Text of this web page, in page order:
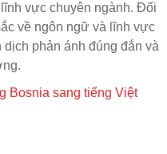
vực chuyên ngành. Đối
về ngôn ngữ và lĩnh vực
phản ánh đúng đắn và
Bosnia sang tiếng Việt